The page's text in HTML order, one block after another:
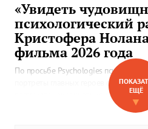
«Увидеть
психологический
Кристофера
фильма 2026 года
По просьбе Psychologies психолог
портреты главных героев фильма
получилась экранизация
больше, чем просто голливудский
ЕЩЁ
▼